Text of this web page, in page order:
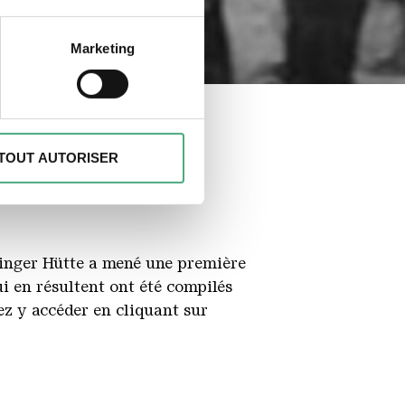
mètres près
sur les cookies.
fonctionnalités spéciales
Marketing
AUTORISER
Hütte a mené une première
en résultent ont été compilés
y accéder en cliquant sur